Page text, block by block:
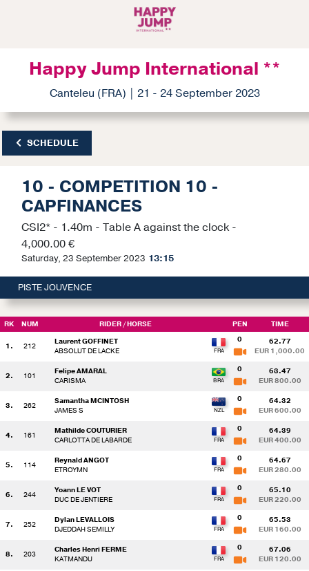
Happy Jump International **
Canteleu (FRA) | 21 - 24 September 2023
SCHEDULE
10 - COMPETITION 10 -
CAPFINANCES
CSI2* - 1.40m - Table A against the clock -
4,000.00 €
Saturday, 23 September 2023 13:15
PISTE JOUVENCE
RK NUM RIDER/ HORSE PEN TIME
1. 212
Laurent GOFFINET
ABSOLUT DE LACKE
0 62.77
EUR 1,000.00
2. 101
Felipe AMARAL
CARISMA
0 63.47
EUR 800.00
3. 262
Samantha MCINTOSH
JAMES S
0 64.32
EUR 600.00
4. 161
Mathilde COUTURIER
CARLOTTA DE LABARDE
0 64.39
EUR 400.00
5. 114
Reynald ANGOT
ETROYMN
0 64.67
EUR 280.00
6. 244
Yoann LE VOT
DUC DE JENTIERE
0 65.10
EUR 220.00
7. 252
Dylan LEVALLOIS
DJEDDAH SEMILLY
0 65.53
EUR 160.00
8. 203
Charles Henri FERME
KATMANDU
0 67.06
EUR 120.00